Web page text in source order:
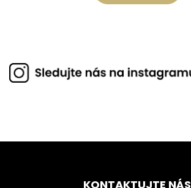
KONTAKTUJTE NÁS